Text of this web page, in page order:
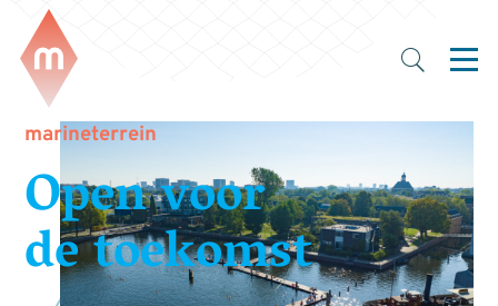
marineterrein
Open voor
de toekomst